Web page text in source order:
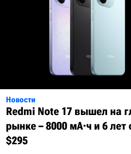
Новости
Redmi Note 17 вышел на
рынке – 8000 мА·ч и 6
$295